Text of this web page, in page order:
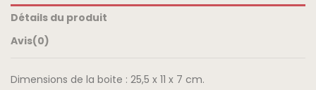
Détails du produit
Avis(0)
Dimensions de la boite : 25,5 x 11 x 7 cm.